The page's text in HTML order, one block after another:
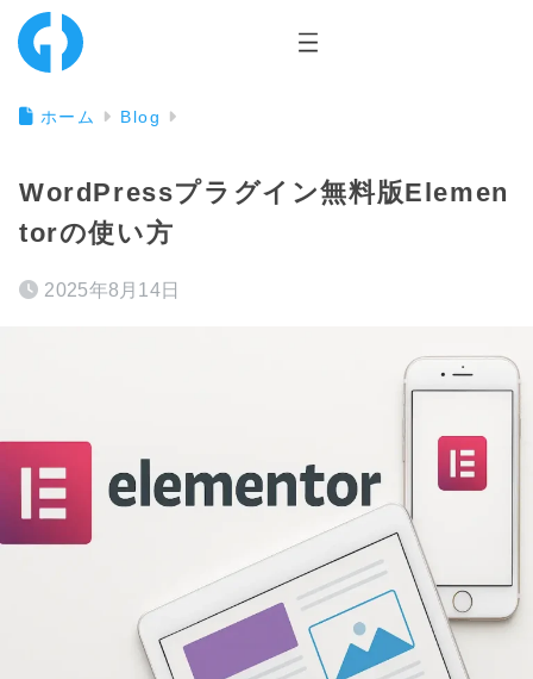
ホーム Blog
WordPressプラグイン無料版Elemen
torの使い方
2025年8月14日